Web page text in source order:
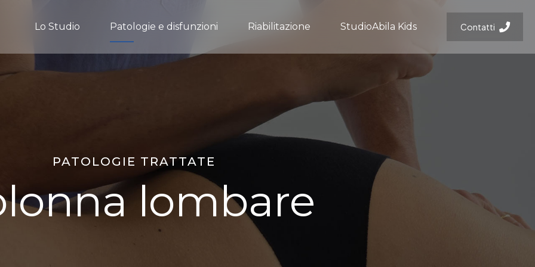
Lo Studio Patologie e disfunzioni Riabilitazione StudioAbila Kids Contatti
PATOLOGIE TRATTATE
lombare